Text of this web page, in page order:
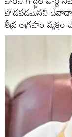
పొడవడమేనని
తీవ్ర ఆగ్రహం వ్యక్తం